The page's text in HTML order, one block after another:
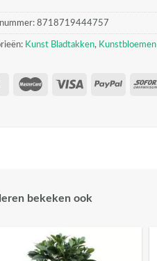
8718719444757
Kunst Bladtakken, Kunstbloemen
bekeken ook